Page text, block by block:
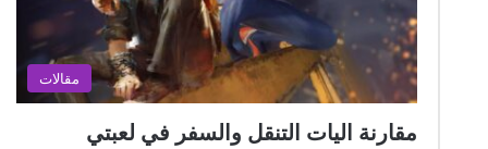
مقالات
مقارنة اليات التنقل والسفر في لعبتي